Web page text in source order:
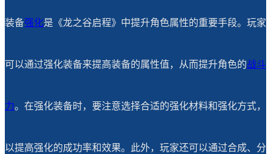
装备强化是《龙之谷启程》中提升角色属性的重要手段。玩家
可以通过强化装备来提高装备的属性值，从而提升角色的战斗
力。在强化装备时，要注意选择合适的强化材料和强化方式，
以提高强化的成功率和效果。此外，玩家还可以通过合成、分